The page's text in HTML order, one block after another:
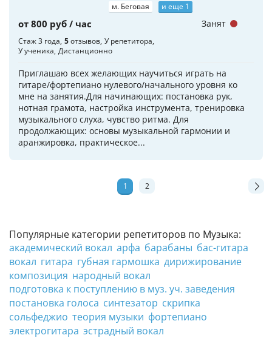
Популярные категории репетиторов по Музыка:
академический вокал арфа барабаны бас-гитара
вокал гитара губная гармошка дирижирование
композиция народный вокал
подготовка к поступлению в муз. уч. заведения
постановка голоса синтезатор скрипка
сольфеджио теория музыки фортепиано
электрогитара эстрадный вокал
м. Беговая
и еще 1
от 800 руб / час
Стаж 3 года 5отзывов У репетитора
У ученика Дистанционно
Приглашаю всех желающих научиться играть на
гитаре/фортепиано нулевого/начального уровня ко
мне на занятия.Для начинающих: постановка рук,
нотная грамота, настройка инструмента, тренировка
музыкального слуха, чувство ритма. Для
продолжающих: основы музыкальной гармонии и
аранжировка, практическое...
Занят
1 2